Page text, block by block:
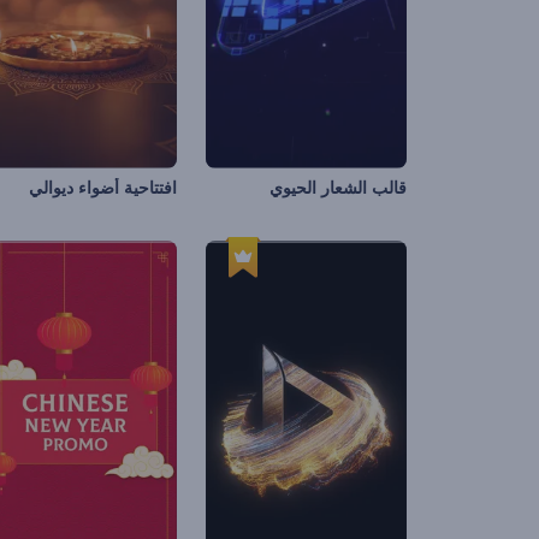
قالب الشعار الحيوي افتتاحية أضواء ديوالي